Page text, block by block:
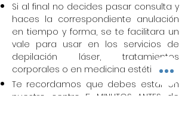
Si al final no decides pasar consulta y
haces la correspondiente anulación
en tiempo y forma, se te facilitara un
vale para usar en los servicios de
depilación láser, tratamientos
corporales o en medicina estética.
Te recordamos que debes estar en
nuestro centro 5 MINUTOS ANTES de